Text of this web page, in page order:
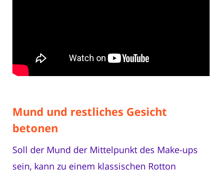
Mund und restliches Gesicht
betonen
Soll der Mund der Mittelpunkt des Make-ups
sein, kann zu einem klassischen Rotton